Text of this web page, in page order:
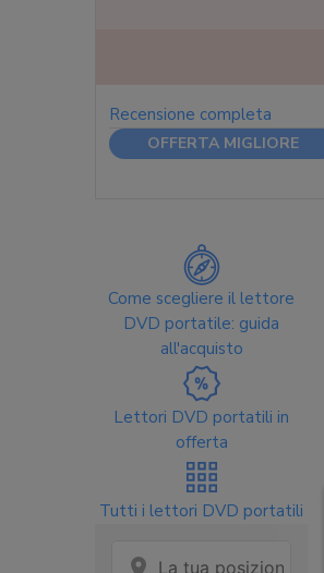
Recensione completa
OFFERTA MIGLIORE
Come scegliere il lettore
DVD portatile: guida
all'acquisto
Lettori DVD portatili in
offerta
Tutti i lettori DVD portatili